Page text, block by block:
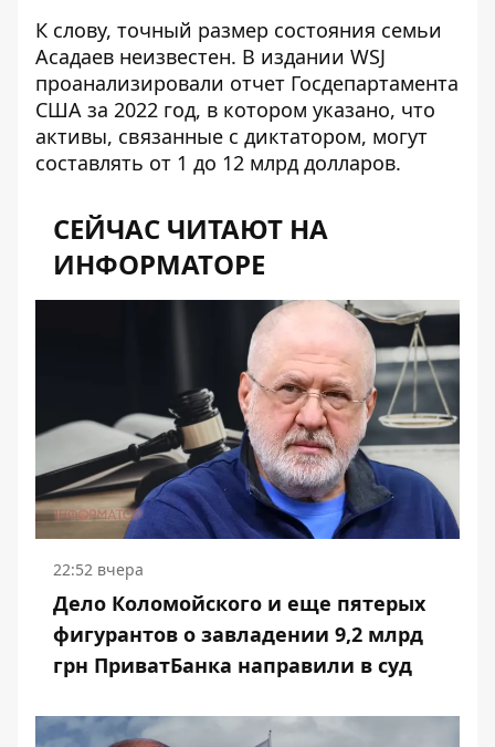
К слову, точный размер состояния семьи
Асадаев неизвестен. В издании WSJ
проанализировали отчет Госдепартамента
США за 2022 год, в котором указано, что
активы, связанные с диктатором, могут
составлять от 1 до 12 млрд долларов.
СЕЙЧАС ЧИТАЮТ НА
ИНФОРМАТОРЕ
22:52 вчера
Дело Коломойского и еще пятерых
фигурантов о завладении 9,2 млрд
грн ПриватБанка направили в суд